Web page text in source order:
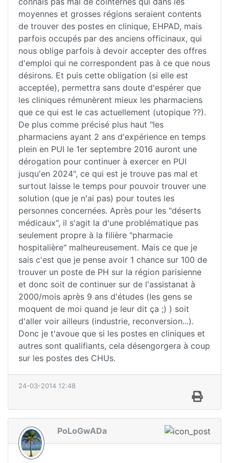
moyennes et grosses régions seraient contents
de trouver des postes en clinique, EHPAD, mais
parfois occupés par des anciens officinaux, qui
nous oblige parfois à devoir accepter des offres
d'emploi qui ne correspondent pas à ce que nous
désirons. Et puis cette obligation (si elle est
acceptée), permettra sans doute d'espérer que
les cliniques rémunèrent mieux les pharmaciens
que ce qui est le cas actuellement (utopique ??).
De plus comme précisé plus haut "les
pharmaciens ayant 2 ans d'expérience en temps
plein en PUI le 1er septembre 2016 auront une
dérogation pour continuer à exercer en PUI
jusqu'en 2024", ce qui est je trouve pas mal et
surtout laisse le temps pour pouvoir trouver une
solution (que je n'ai pas) pour toutes les
personnes concernées. Après pour les "déserts
médicaux", il s'agit la d'une problématique pas
seulement propre à la filière "pharmacie
hospitalière" malheureusement. Mais ce que je
sais c'est que je pense avoir 1 chance sur 100 de
trouver un poste de PH sur la région parisienne
et donc soit de continuer sur de l'assistanat à
2000/mois après 9 ans d'études (les gens se
moquent de moi quand je leur dit ça ;) ) soit
d'aller voir ailleurs (industrie, reconversion...).
Donc je t'avoue que si les postes en cliniques et
autres sont qualifiants, cela désengorgera à coup
sur les postes des CHUs.
24-03-2014 12:48
PoLoGwADa